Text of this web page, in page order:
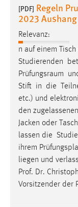
[PDF] Regeln
2023 Aushang
Relevanz:
n auf einem
Studierenden
Prüfungsraum
Stift in die
etc.) und
den
Jacken oder
lassen die
ihrem
liegen und
Prof. Dr.
Vorsitzender der